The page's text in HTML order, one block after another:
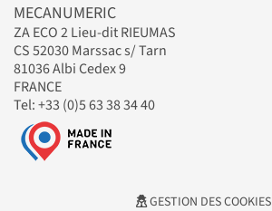
MECANUMERIC
ZA ECO 2 Lieu-dit RIEUMAS
CS 52030 Marssac s/ Tarn
81036 Albi Cedex 9
FRANCE
Tel: +33 (0)5 63 38 34 40
GESTION DES COOKIES